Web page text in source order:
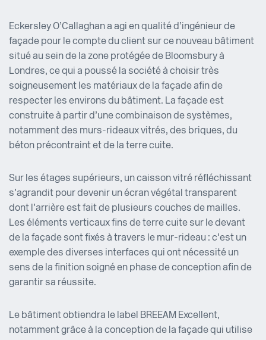
Eckersley O’Callaghan a agi en qualité d’ingénieur de
façade pour le compte du client sur ce nouveau bâtiment
situé au sein de la zone protégée de Bloomsbury à
Londres, ce qui a poussé la société à choisir très
soigneusement les matériaux de la façade afin de
respecter les environs du bâtiment. La façade est
construite à partir d’une combinaison de systèmes,
notamment des murs-rideaux vitrés, des briques, du
béton précontraint et de la terre cuite.
Sur les étages supérieurs, un caisson vitré réfléchissant
s’agrandit pour devenir un écran végétal transparent
dont l’arrière est fait de plusieurs couches de mailles.
Les éléments verticaux fins de terre cuite sur le devant
de la façade sont fixés à travers le mur-rideau : c’est un
exemple des diverses interfaces qui ont nécessité un
sens de la finition soigné en phase de conception afin de
garantir sa réussite.
Le bâtiment obtiendra le label BREEAM Excellent,
notamment grâce à la conception de la façade qui utilise